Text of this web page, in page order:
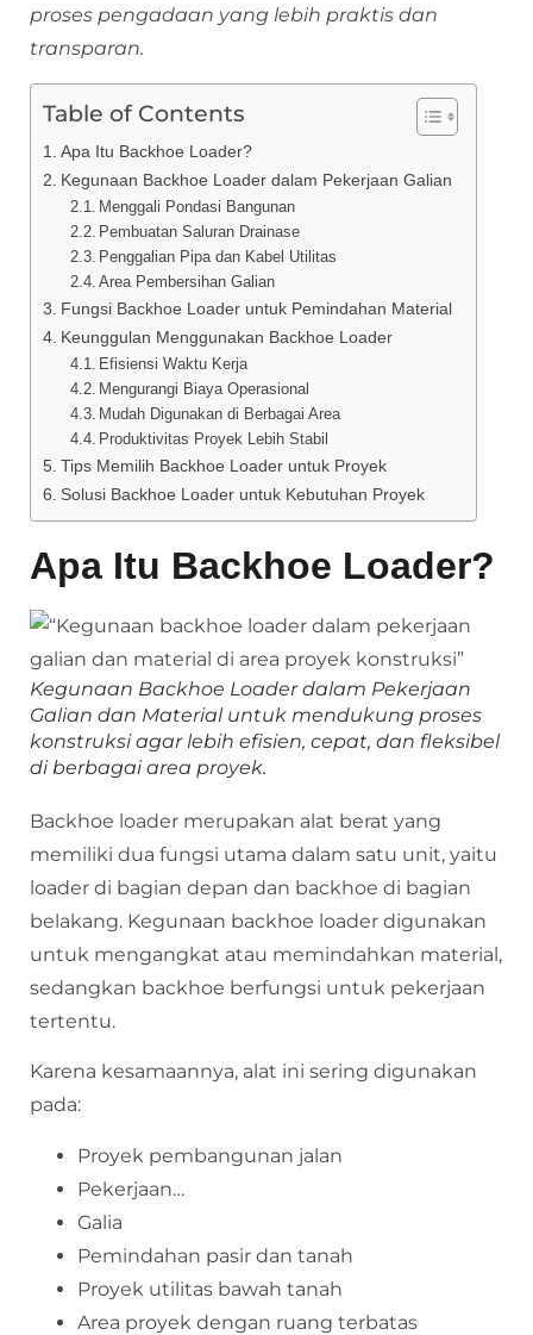
proses pengadaan yang lebih praktis dan
transparan.
Table of Contents
Apa Itu Backhoe Loader?
Kegunaan Backhoe Loader dalam Pekerjaan Galian
Menggali Pondasi Bangunan
Pembuatan Saluran Drainase
Penggalian Pipa dan Kabel Utilitas
Area Pembersihan Galian
Fungsi Backhoe Loader untuk Pemindahan Material
Keunggulan Menggunakan Backhoe Loader
Efisiensi Waktu Kerja
Mengurangi Biaya Operasional
Mudah Digunakan di Berbagai Area
Produktivitas Proyek Lebih Stabil
Tips Memilih Backhoe Loader untuk Proyek
Solusi Backhoe Loader untuk Kebutuhan Proyek
Apa Itu Backhoe Loader?
Kegunaan Backhoe Loader dalam Pekerjaan
Galian dan Material untuk mendukung proses
konstruksi agar lebih efisien, cepat, dan fleksibel
di berbagai area proyek.
Backhoe loader merupakan alat berat yang
memiliki dua fungsi utama dalam satu unit, yaitu
loader di bagian depan dan backhoe di bagian
belakang. Kegunaan backhoe loader digunakan
untuk mengangkat atau memindahkan material,
sedangkan backhoe berfungsi untuk pekerjaan
tertentu.
Karena kesamaannya, alat ini sering digunakan
pada:
Proyek pembangunan jalan
Pekerjaan…
Galia
Pemindahan pasir dan tanah
Proyek utilitas bawah tanah
Area proyek dengan ruang terbatas